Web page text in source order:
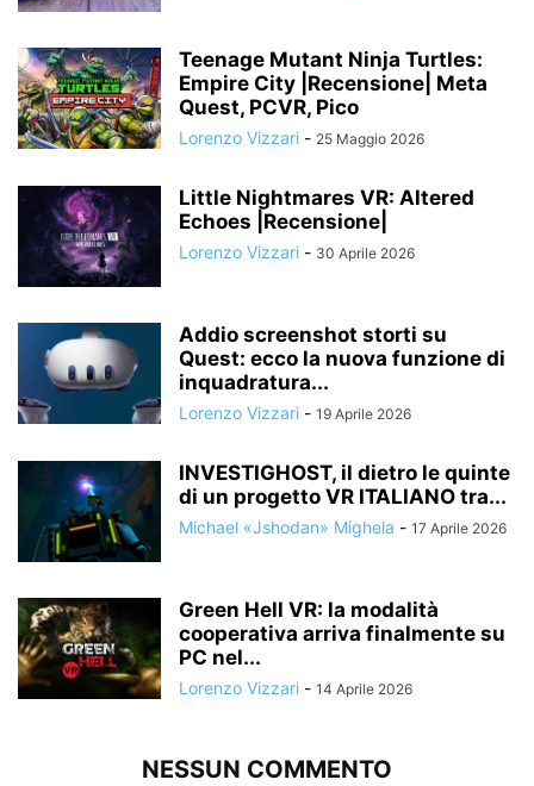
Teenage Mutant Ninja Turtles:
Empire City |Recensione| Meta
Quest, PCVR, Pico
Lorenzo Vizzari - 25 Maggio 2026
Little Nightmares VR: Altered
Echoes |Recensione|
Lorenzo Vizzari - 30 Aprile 2026
Addio screenshot storti su
Quest: ecco la nuova funzione di
inquadratura...
Lorenzo Vizzari - 19 Aprile 2026
INVESTIGHOST, il dietro le quinte
di un progetto VR ITALIANO tra...
Michael «Jshodan» Mighela - 17 Aprile 2026
Green Hell VR: la modalità
cooperativa arriva finalmente su
PC nel...
Lorenzo Vizzari - 14 Aprile 2026
NESSUN COMMENTO